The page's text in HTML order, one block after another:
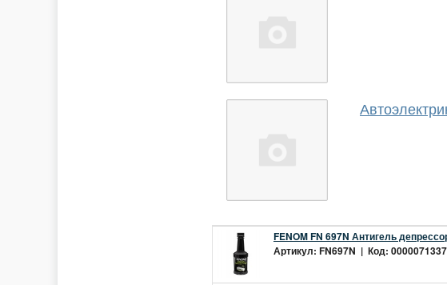
FENOM FN 697N Антигель
Артикул: FN697N | Код: